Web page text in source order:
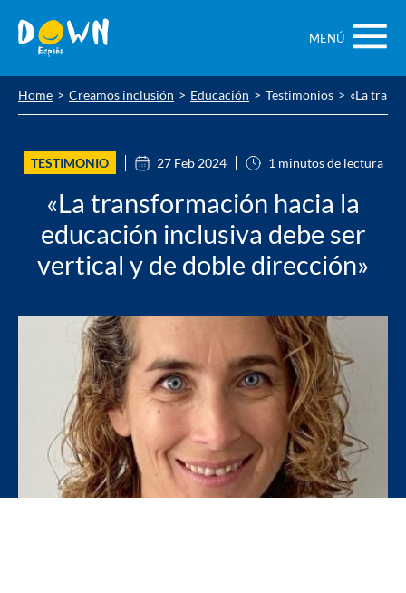
contenido
MENÚ
Home Creamos inclusión Educación Testimonios «La
TESTIMONIO 27 Feb 2024 1 minutos de lectura
«La transformación hacia la
educación inclusiva debe ser
vertical y de doble dirección»